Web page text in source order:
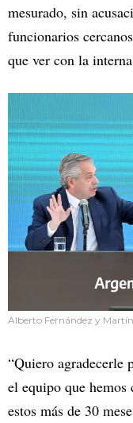
mesurado, sin
funcionarios
que ver con la
Alberto Fernández y
“Quiero agradecerle
el equipo que
estos más de 30